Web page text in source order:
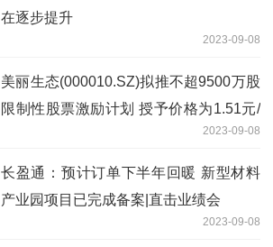
在逐步提升
2023-09-08
美丽生态(000010.SZ)拟推不超9500万股
限制性股票激励计划 授予价格为1.51元/
2023-09-08
长盈通：预计订单下半年回暖 新型材料
产业园项目已完成备案|直击业绩会
2023-09-08